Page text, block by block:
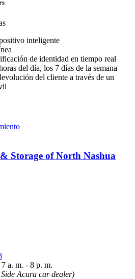
inteligente
de identidad en tiempo real
del día, los 7 días de la semana
del cliente a través de un
Storage of North Nashua
a. m. - 8 p. m.
Acura car dealer)